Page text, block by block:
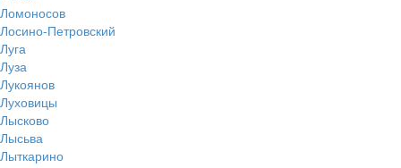
Ломоносов
Лосино-Петровский
Луга
Луза
Лукоянов
Луховицы
Лысково
Лысьва
Лыткарино